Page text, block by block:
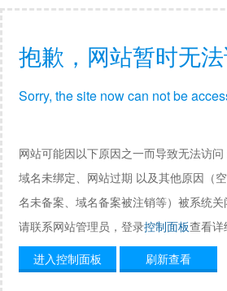
抱歉，网站暂时无
Sorry, the site now can not be
网站可能因以下原因之一而导致无法访问
域名未绑定、网站过期 以及其他原因（
名未备案、域名备案被注销等）被系统关
请联系网站管理员，登录控制面板查看详
进入控制面板
刷新查看